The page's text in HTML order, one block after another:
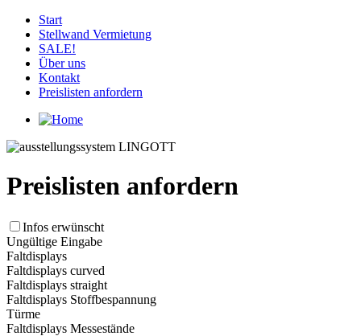
Start
Stellwand Vermietung
SALE!
Über uns
Kontakt
Preislisten anfordern
Preislisten anfordern
Infos erwünscht
Ungültige Eingabe
Faltdisplays
Faltdisplays curved
Faltdisplays straight
Faltdisplays Stoffbespannung
Türme
Faltdisplays Messestände